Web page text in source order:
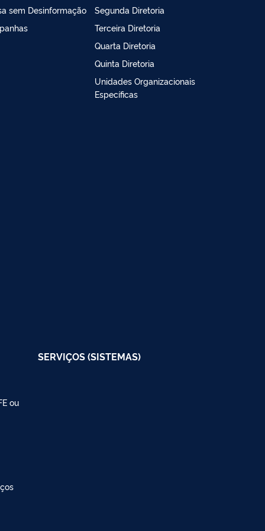
sem Desinformação
Segunda Diretoria
Terceira Diretoria
Quarta Diretoria
Quinta Diretoria
Unidades Organizacionais
Específicas
ou
SERVIÇOS (SISTEMAS)